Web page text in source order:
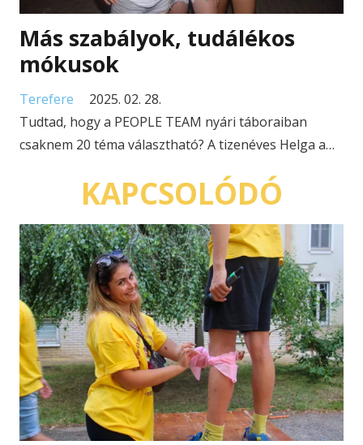
Más szabályok, tudálékos
mókusok
Terefere
2025. 02. 28.
Tudtad, hogy a PEOPLE TEAM nyári táboraiban
csaknem 20 téma választható? A tizenéves Helga a…
KAPCSOLÓDÓ